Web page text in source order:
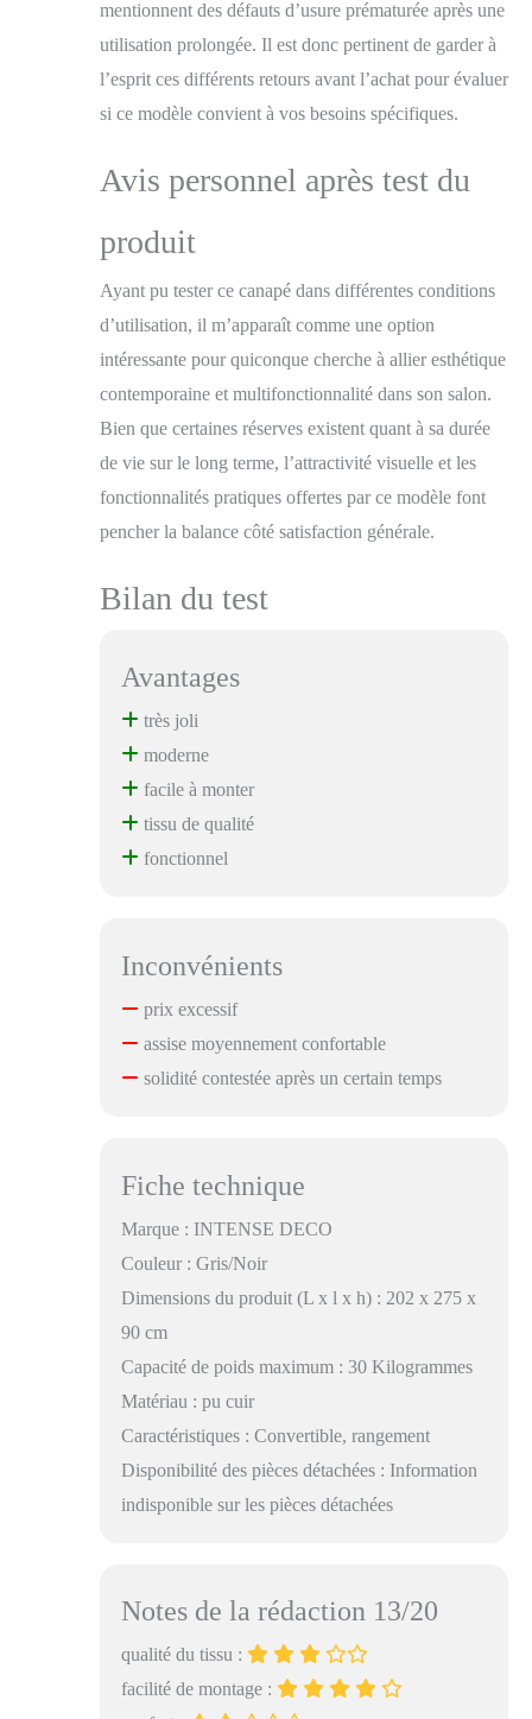
mentionnent des défauts d’usure prématurée après une
utilisation prolongée. Il est donc pertinent de garder à
l’esprit ces différents retours avant l’achat pour évaluer
si ce modèle convient à vos besoins spécifiques.
Avis personnel après test du
produit
Ayant pu tester ce canapé dans différentes conditions
d’utilisation, il m’apparaît comme une option
intéressante pour quiconque cherche à allier esthétique
contemporaine et multifonctionnalité dans son salon.
Bien que certaines réserves existent quant à sa durée
de vie sur le long terme, l’attractivité visuelle et les
fonctionnalités pratiques offertes par ce modèle font
pencher la balance côté satisfaction générale.
Bilan du test
Avantages
très joli
moderne
facile à monter
tissu de qualité
fonctionnel
Inconvénients
prix excessif
assise moyennement confortable
solidité contestée après un certain temps
Fiche technique
Marque : INTENSE DECO
Couleur : Gris/Noir
Dimensions du produit (L x l x h) : 202 x 275 x
90 cm
Capacité de poids maximum : 30 Kilogrammes
Matériau : pu cuir
Caractéristiques : Convertible, rangement
Disponibilité des pièces détachées : Information
indisponible sur les pièces détachées
Notes de la rédaction 13/20
qualité du tissu :
facilité de montage :